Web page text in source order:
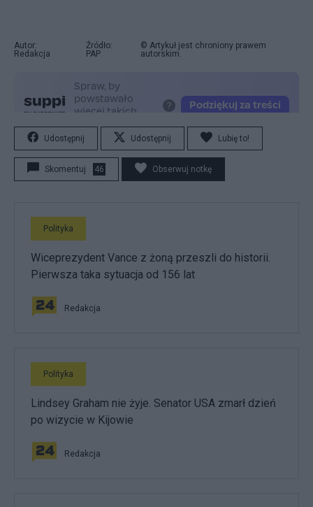
Autor:
Redakcja
Źródło:
PAP
© Artykuł jest chroniony prawem
autorskim.
Udostępnij Udostępnij Lubię to!
Skomentuj 46 Obserwuj notkę
Polityka
Wiceprezydent Vance z żoną przeszli do historii.
Pierwsza taka sytuacja od 156 lat
Redakcja
Polityka
Lindsey Graham nie żyje. Senator USA zmarł dzień
po wizycie w Kijowie
Redakcja